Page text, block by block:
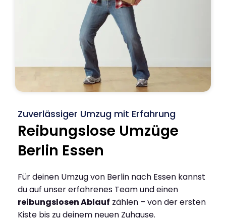
Zuverlässiger Umzug mit Erfahrung
Reibungslose Umzüge
Berlin Essen
Für deinen Umzug von Berlin nach Essen kannst
du auf unser erfahrenes Team und einen
reibungslosen Ablauf zählen – von der ersten
Kiste bis zu deinem neuen Zuhause.